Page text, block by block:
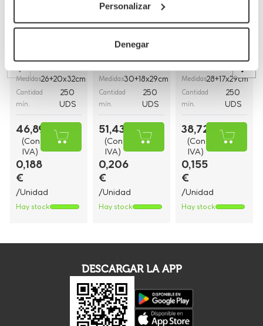
Personalizar
Denegar
planas
Medidas26+20x32cm
Cantidad
mín.
250
UDS
46,89 €
(Con
IVA)
0,188
€
/Unidad
Hay stock
blancas con asa
rizada
(30+18x29cm)
Medidas30+18x29cm
Cantidad
mín.
250
UDS
51,43 €
(Con
IVA)
0,206
€
/Unidad
Hay stock
plana
Medidas28+17x29cm
Cantidad
mín.
250
UDS
38,72 €
(Con
IVA)
0,155
€
/Unidad
Hay stock
DESCARGAR LA APP